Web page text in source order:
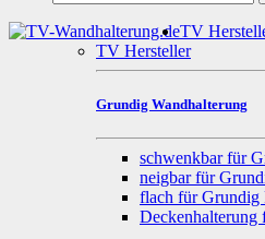
TV
TV Hersteller
Grundig Wandhalterung
schwenkbar für
neigbar für
flach für Grundig